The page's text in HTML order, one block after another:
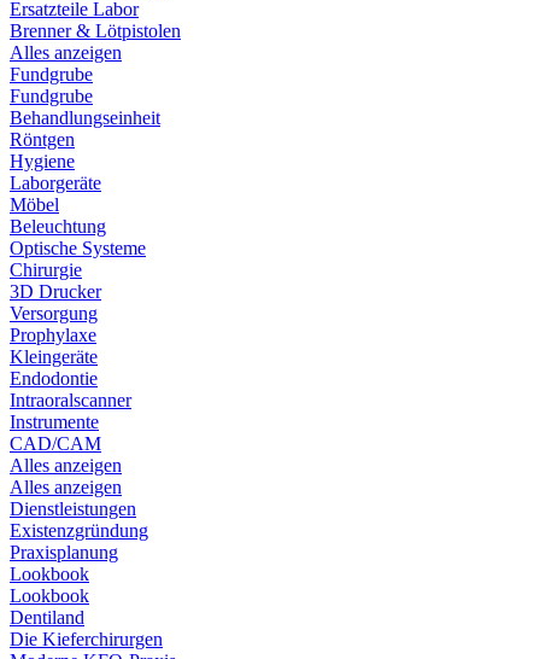
Ersatzteile Labor
Brenner & Lötpistolen
Alles anzeigen
Fundgrube
Fundgrube
Behandlungseinheit
Röntgen
Hygiene
Laborgeräte
Möbel
Beleuchtung
Optische Systeme
Chirurgie
3D Drucker
Versorgung
Prophylaxe
Kleingeräte
Endodontie
Intraoralscanner
Instrumente
CAD/CAM
Alles anzeigen
Alles anzeigen
Dienstleistungen
Existenzgründung
Praxisplanung
Lookbook
Lookbook
Dentiland
Die Kieferchirurgen